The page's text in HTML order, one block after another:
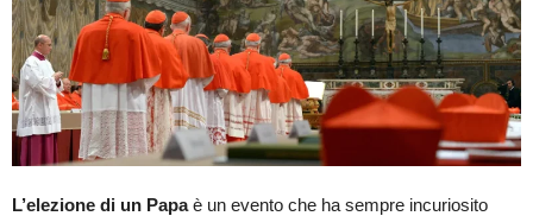
L’elezione di un Papaè un evento che ha sempre incuriosito